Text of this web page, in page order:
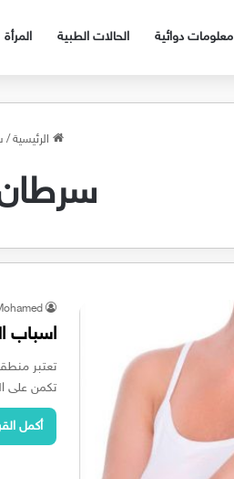
معلومات دوائية الحالات الطبية المرأة
الرئيسية /
اسباب
تعتبر
تكمن على
أكمل